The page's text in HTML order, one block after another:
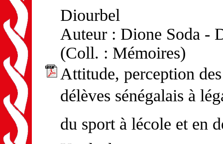
Diourbel
Auteur : Dione Soda -
(Coll. : Mémoires)
Attitude, perception
délèves sénégalais à
du sport à lécole et en